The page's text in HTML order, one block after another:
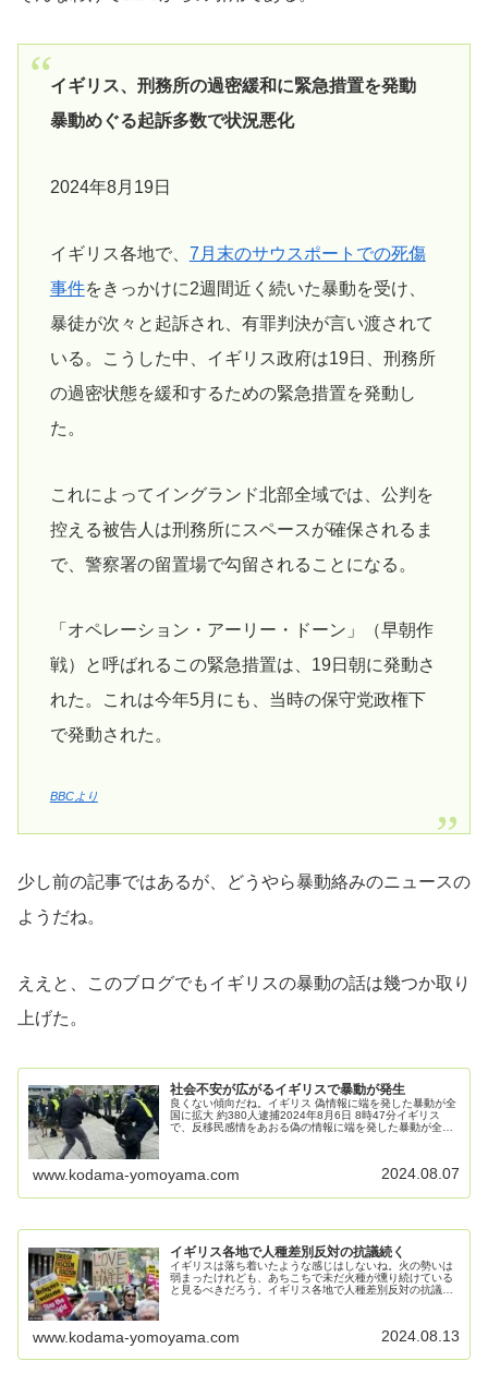
イギリス、刑務所の過密緩和に緊急措置を発動
暴動めぐる起訴多数で状況悪化
2024年8月19日
イギリス各地で、 7月末のサウスポートでの死傷
事件をきっかけに2週間近く続いた暴動を受け、
暴徒が次々と起訴され、有罪判決が言い渡されて
いる。こうした中、イギリス政府は19日、刑務所
の過密状態を緩和するための緊急措置を発動し
た。
これによってイングランド北部全域では、公判を
控える被告人は刑務所にスペースが確保されるま
で、警察署の留置場で勾留されることになる。
「オペレーション・アーリー・ドーン」（早朝作
戦）と呼ばれるこの緊急措置は、19日朝に発動さ
れた。これは今年5月にも、当時の保守党政権下
で発動された。
BBCより
少し前の記事ではあるが、どうやら暴動絡みのニュースの
ようだね。
ええと、このブログでもイギリスの暴動の話は幾つか取り
上げた。
社会不安が広がるイギリスで暴動が発生
良くない傾向だね。イギリス 偽情報に端を発した暴動が全
国に拡大 約380人逮捕2024年8月6日 8時47分イギリス
で、反移民感情をあおる偽の情報に端を発した暴動が全国
www.kodama-yomoyama.com 2024.08.07
イギリス各地で人種差別反対の抗議続く
イギリスは落ち着いたような感じはしないね。火の勢いは
弱まったけれども、あちこちで未だ火種が燻り続けている
と見るべきだろう。イギリス各地で人種差別反対の抗議続
www.kodama-yomoyama.com 2024.08.13